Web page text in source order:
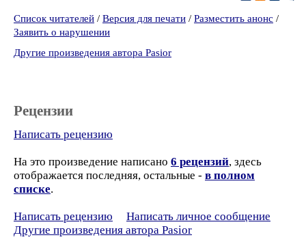
Список читателей / Версия для печати / Разместить анонс /
Заявить о нарушении
Другие произведения автора Pasior
Рецензии
Написать рецензию
На это произведение написано 6 рецензий, здесь
отображается последняя, остальные - в полном
списке.
Написать рецензию
Написать личное сообщение
Другие произведения автора Pasior